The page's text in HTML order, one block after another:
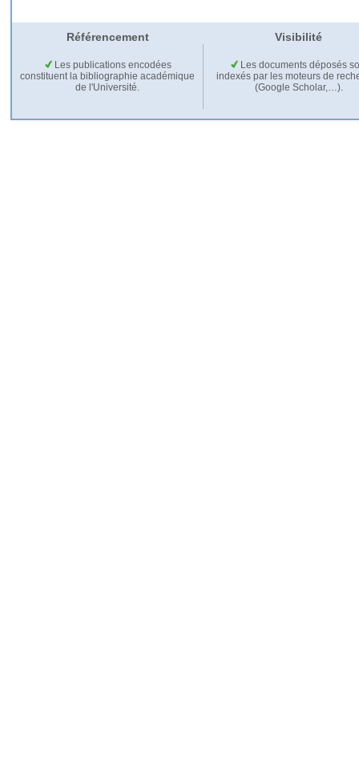
Référencement Visibilité
Les publications encodées
constituent la bibliographie académique
de l'Université.
Les documents déposés
indexés par les moteurs de
(Google Scholar,…).